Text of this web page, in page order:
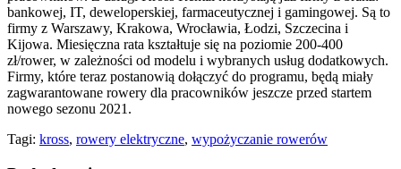
bankowej, IT, deweloperskiej, farmaceutycznej i gamingowej. Są to
firmy z Warszawy, Krakowa, Wrocławia, Łodzi, Szczecina i
Kijowa. Miesięczna rata kształtuje się na poziomie 200-400
zł/rower, w zależności od modelu i wybranych usług dodatkowych.
Firmy, które teraz postanowią dołączyć do programu, będą miały
zagwarantowane rowery dla pracowników jeszcze przed startem
nowego sezonu 2021.
Tagi: kross, rowery elektryczne, wypożyczanie rowerów